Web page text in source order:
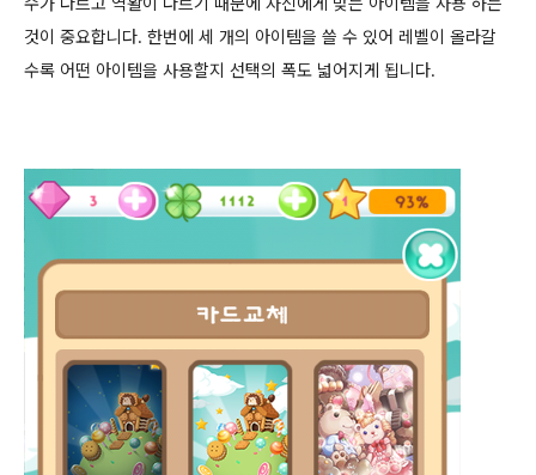
것이 중요합니다. 한번에 세 개의 아이템을 쓸 수 있어 레벨이 올라갈
수록 어떤 아이템을 사용할지 선택의 폭도 넓어지게 됩니다.